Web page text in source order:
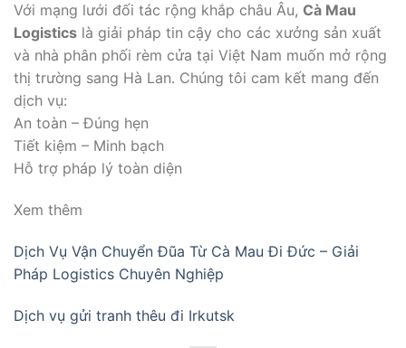
Với mạng lưới đối tác rộng khắp châu Âu, Cà Mau
Logistics là giải pháp tin cậy cho các xưởng sản xuất
và nhà phân phối rèm cửa tại Việt Nam muốn mở rộng
thị trường sang Hà Lan. Chúng tôi cam kết mang đến
dịch vụ:
An toàn – Đúng hẹn
Tiết kiệm – Minh bạch
Hỗ trợ pháp lý toàn diện
Xem thêm
Dịch Vụ Vận Chuyển Đũa Từ Cà Mau Đi Đức – Giải
Pháp Logistics Chuyên Nghiệp
Dịch vụ gửi tranh thêu đi Irkutsk